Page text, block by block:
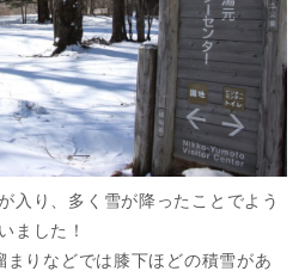
入り、多く雪が降ったことでよう
ました！
りなどでは膝下ほどの積雪があ